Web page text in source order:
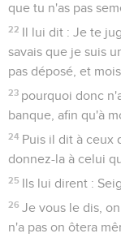
que tu n'as pas
22 Il lui dit : Je te
savais que je suis
pas déposé, et
23 pourquoi donc
banque, afin qu'à
24 Puis il dit à ceux
donnez-la à celui
25 Ils lui dirent :
26 Je vous le dis,
n'a pas on ôtera